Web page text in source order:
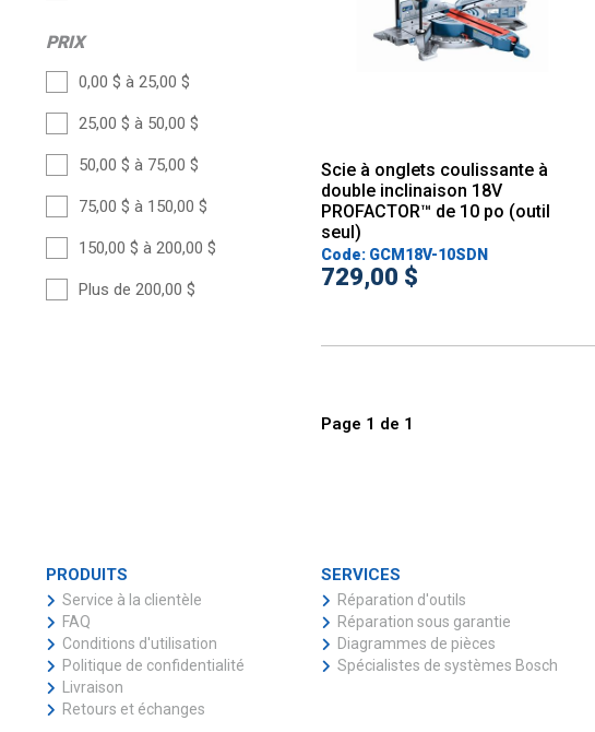
PRIX
0,00 $ à 25,00 $
25,00 $ à 50,00 $
50,00 $ à 75,00 $
75,00 $ à 150,00 $
150,00 $ à 200,00 $
Plus de 200,00 $
Scie à onglets coulissante à
double inclinaison 18V
PROFACTOR™ de 10 po (outil
seul)
Code: GCM18V-10SDN
729,00 $
Page 1 de 1
PRODUITS
Service à la clientèle
FAQ
Conditions d'utilisation
Politique de confidentialité
Livraison
Retours et échanges
SERVICES
Réparation d'outils
Réparation sous garantie
Diagrammes de pièces
Spécialistes de systèmes Bosch